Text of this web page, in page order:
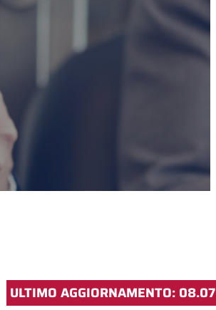
ULTIMO AGGIORNAMENTO: